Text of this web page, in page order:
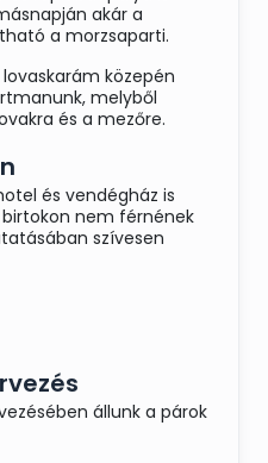
akár a
a morzsaparti.
közepén
melyből
és a mezőre.
és vendégház is
nem férnének
szívesen
állunk a párok